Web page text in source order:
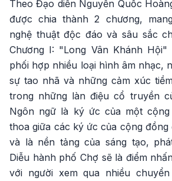
Theo Đạo diễn Nguyễn Quốc
được chia thành 2 chương,
nghệ thuật độc đáo và sâu sắc
Chương I: "Long Vân Khánh
phối hợp nhiều loại hình âm nhạc,
sự tao nhã và những cảm xúc
trong những làn điệu cổ truyền
Ngôn ngữ là ký ức của một
thoa giữa các ký ức của cộng
và là nền tảng của sáng tạo,
Diễu hành phố Chợ sẽ là điểm
với người xem qua nhiều